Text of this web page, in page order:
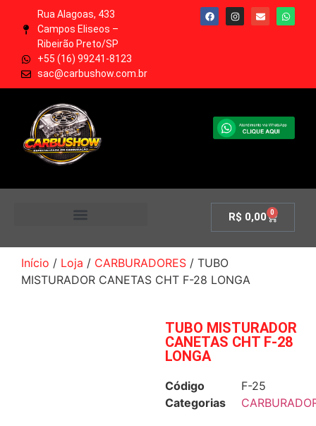
Rua Alagoas, 433
Campos Eliseos –
Ribeirão Preto/SP
+55 (16) 99241-8123
sac@carbushow.com.br
R$ 0,00 0
Início / Loja / CARBURADORES / TUBO
MISTURADOR CANETAS CHT F-28 LONGA
TUBO MISTURADOR
CANETAS CHT F-28
LONGA
Código
F-25
Categorias